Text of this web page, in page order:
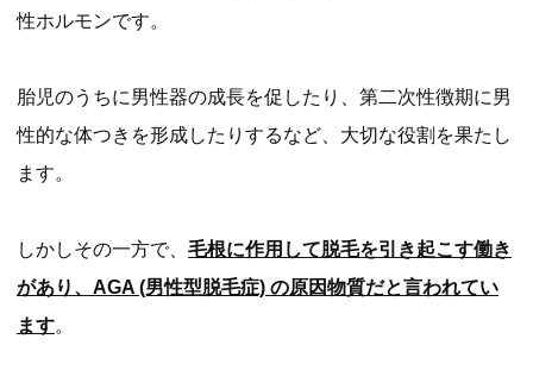
性ホルモンです。
胎児のうちに男性器の成長を促したり、第二次性徴期に男
性的な体つきを形成したりするなど、大切な役割を果たし
ます。
しかしその一方で、 毛根に作用して脱毛を引き起こす働き
があり、AGA (男性型脱毛症) の原因物質だと言われてい
ます。